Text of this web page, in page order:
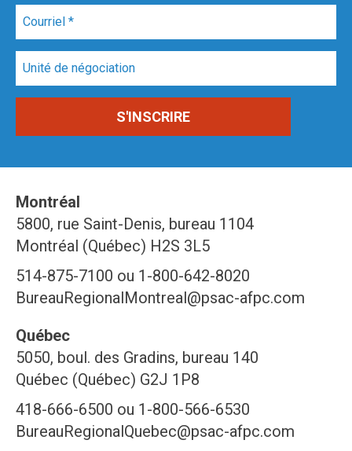
Montréal
5800, rue Saint-Denis, bureau 1104
Montréal (Québec) H2S 3L5
514-875-7100 ou 1-800-642-8020
BureauRegionalMontreal@psac-afpc.com
Québec
5050, boul. des Gradins, bureau 140
Québec (Québec) G2J 1P8
418-666-6500 ou 1-800-566-6530
BureauRegionalQuebec@psac-afpc.com